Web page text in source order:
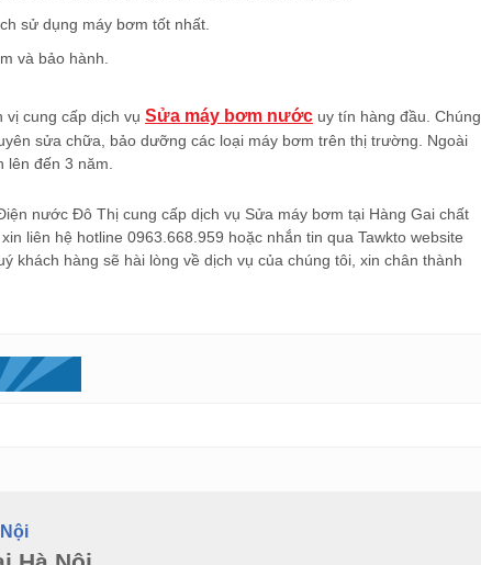
sử dụng máy bơm tốt nhất.
và bảo hành.
cung cấp dịch vụ Sửa máy bơm nước uy tín hàng đầu. Chúng
sửa chữa, bảo dưỡng các loại máy bơm trên thị trường. Ngoài
lên đến 3 năm.
nước Đô Thị cung cấp dịch vụ Sửa máy bơm tại Hàng Gai chất
liên hệ hotline 0963.668.959 hoặc nhắn tin qua Tawkto website
khách hàng sẽ hài lòng về dịch vụ của chúng tôi, xin chân thành